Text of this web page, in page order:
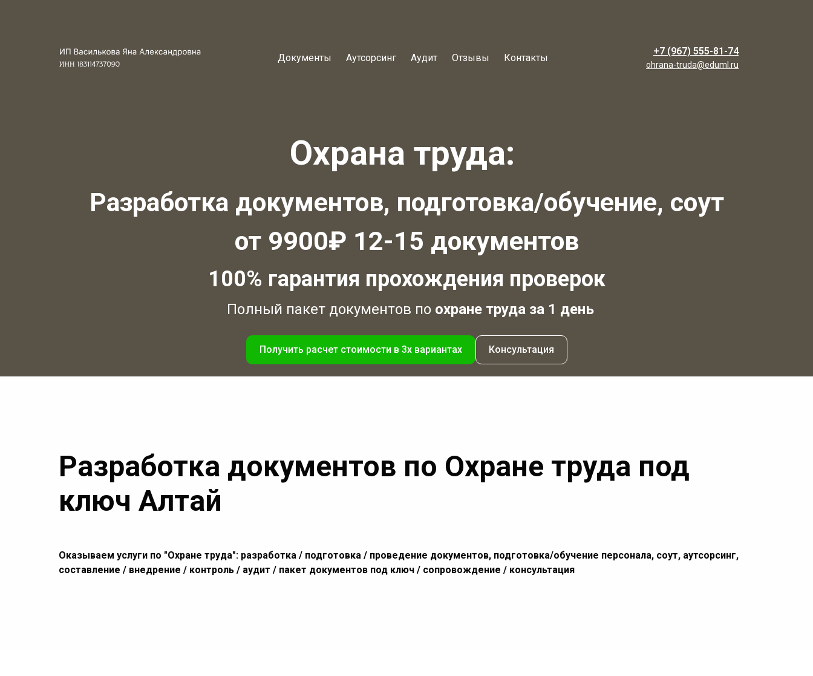
Документы Аутсорсинг Аудит Отзывы Контакты
+7 (967) 555-81-74
ohrana-truda@eduml.ru
Охрана труда:
Разработка документов, подготовка/обучение, соут
от 9900₽ 12-15 документов
100% гарантия прохождения проверок
Полный пакет документов по охране труда за 1 день
Получить расчет стоимости в 3х вариантах Консультация
Разработка документов по Охране труда под
ключ Алтай
Оказываем услуги по "Охране труда": разработка / подготовка / проведение документов, подготовка/обучение персонала, соут, аутсорсинг,
составление / внедрение / контроль / аудит / пакет документов под ключ / сопровождение / консультация